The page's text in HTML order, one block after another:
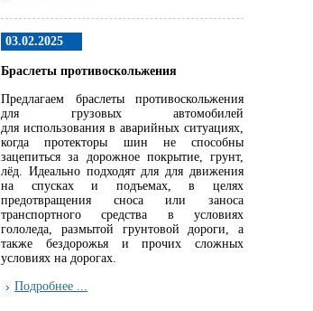
03.02.2025
Браслеты противоскольжения
Предлагаем браслеты противоскольжения
для грузовых автомобилей
для использования в аварийных ситуациях,
когда протекторы шин не способны
зацепиться за дорожное покрытие, грунт,
лёд. Идеально подходят для для движения
на спусках и подъемах, в целях
предотвращения сноса или заноса
транспортного средства в условиях
гололеда, размытой грунтовой дороги, а
также бездорожья и прочих сложных
условиях на дорогах.
Подробнее ...